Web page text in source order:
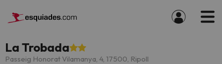
La Trobada
Passeig Honorat Vilamanya, 4, 17500, Ripoll